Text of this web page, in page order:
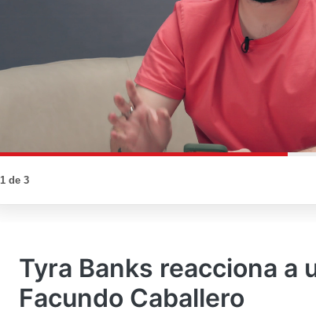
1 de 3
Tyra Banks reacciona a
Facundo Caballero